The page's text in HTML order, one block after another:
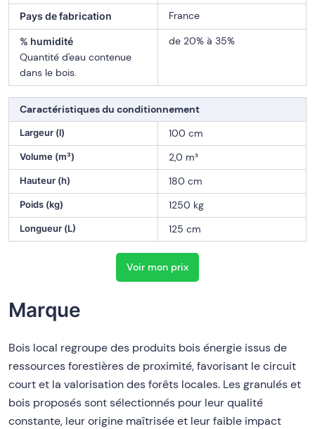
Pays de fabrication France
% humidité
Quantité d'eau contenue
dans le bois.
de 20% à 35%
Caractéristiques du conditionnement
Largeur (l) 100 cm
Volume (m³) 2,0 m³
Hauteur (h) 180 cm
Poids (kg) 1250 kg
Longueur (L) 125 cm
Voir mon prix
Marque
Bois local regroupe des produits bois énergie issus de
ressources forestières de proximité, favorisant le circuit
court et la valorisation des forêts locales. Les granulés et
bois proposés sont sélectionnés pour leur qualité
constante, leur origine maîtrisée et leur faible impact